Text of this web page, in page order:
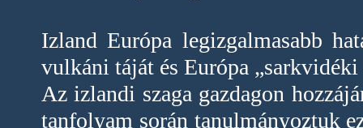
Izland Európa legizgalmasabb
vulkáni táját és Európa
Az izlandi szaga gazdagon
tanfolyam során tanulmányoztuk